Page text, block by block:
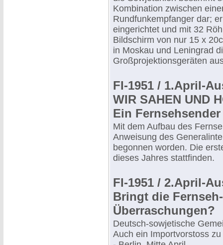
Kombination zwischen
Rundfunkempfanger dar;
eingerichtet und mit 32
Bildschirm von nur 15 x
in Moskau und Leningrad
Großprojektionsgeräten
FI-1951 / 1.April-
WIR SAHEN UND
Ein
Mit dem Aufbau des
Anweisung des
begonnen worden. Die
dieses Jahres stattfinden.
FI-1951 / 2.April-
Bringt die
Überraschungen?
Deutsch-sowjetische
Auch ein Importvorstoss